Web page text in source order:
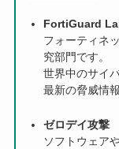
FortiGuard
フォーティネ
究部門です。
世界中のサイ
最新の脅威情
ゼロデイ攻撃
ソフトウェア